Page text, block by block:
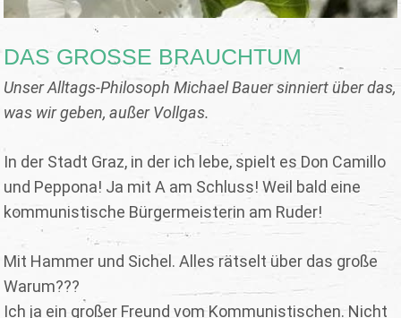
DAS GROSSE BRAUCHTUM
Unser Alltags-Philosoph Michael Bauer sinniert über das,
was wir geben, außer Vollgas.
In der Stadt Graz, in der ich lebe, spielt es Don Camillo
und Peppona! Ja mit A am Schluss! Weil bald eine
kommunistische Bürgermeisterin am Ruder!
Mit Hammer und Sichel. Alles rätselt über das große
Warum???
Ich ja ein großer Freund vom Kommunistischen. Nicht